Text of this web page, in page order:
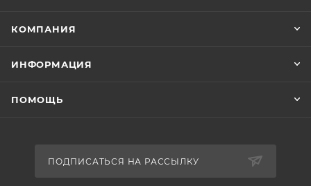
КОМПАНИЯ
ИНФОРМАЦИЯ
ПОМОЩЬ
ПОДПИСАТЬСЯ НА РАССЫЛКУ